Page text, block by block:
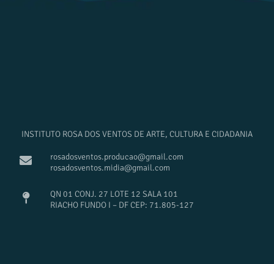
INSTITUTO ROSA DOS VENTOS DE ARTE, CULTURA E CIDADANIA
rosadosventos.producao@gmail.com
rosadosventos.midia@gmail.com
QN 01 CONJ. 27 LOTE 12 SALA 101
RIACHO FUNDO I – DF CEP: 71.805-127